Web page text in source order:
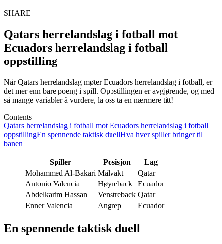
SHARE
Qatars herrelandslag i fotball mot
Ecuadors herrelandslag i fotball
oppstilling
Når Qatars herrelandslag møter Ecuadors herrelandslag i fotball, er
det mer enn bare poeng i spill. Oppstillingen er avgjørende, og med
så mange variabler å vurdere, la oss ta en nærmere titt!
Contents
Qatars herrelandslag i fotball mot Ecuadors herrelandslag i fotball
oppstillingEn spennende taktisk duellHva hver spiller bringer til
banen
Spiller Posisjon
Lag
Mohammed Al-Bakari Målvakt
Qatar
Antonio Valencia
Høyreback
Ecuador
Abdelkarim Hassan
Venstreback Qatar
Enner Valencia
Angrep Ecuador
En spennende taktisk duell